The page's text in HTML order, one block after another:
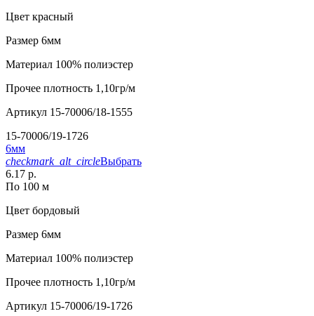
Цвет красный
Размер 6мм
Материал 100% полиэстер
Прочее плотность 1,10гр/м
Артикул 15-70006/18-1555
15-70006/19-1726
6мм
checkmark_alt_circleВыбрать
6.17 р.
По 100 м
Цвет бордовый
Размер 6мм
Материал 100% полиэстер
Прочее плотность 1,10гр/м
Артикул 15-70006/19-1726